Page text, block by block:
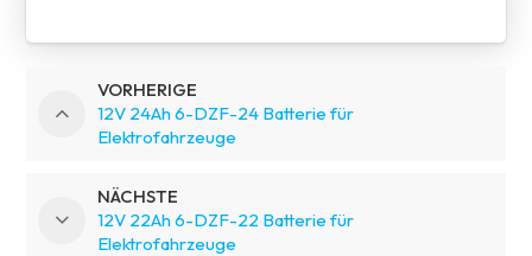
VORHERIGE
12V 24Ah 6-DZF-24 Batterie für
Elektrofahrzeuge
NÄCHSTE
12V 22Ah 6-DZF-22 Batterie für
Elektrofahrzeuge